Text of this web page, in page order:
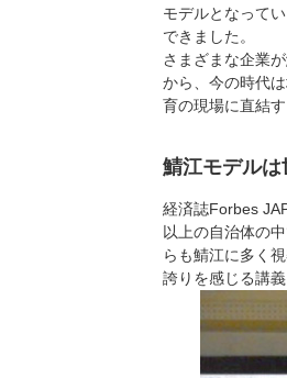
モデルとなって
できました。
さまざまな企業
から、今の時代
育の現場に直結
鯖江モデルは
経済誌Forbes
以上の自治体の
らも鯖江に多く
誇りを感じる講義